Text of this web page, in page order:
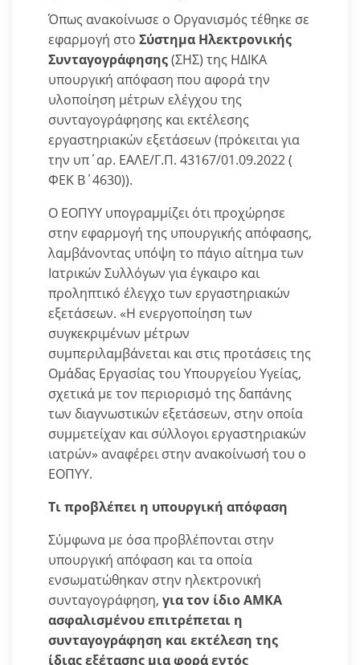
Όπως ανακοίνωσε ο Οργανισμός τέθηκε σε
εφαρμογή στο Σύστημα Ηλεκτρονικής
Συνταγογράφησης(ΣΗΣ) της ΗΔΙΚΑ
υπουργική απόφαση που αφορά την
υλοποίηση μέτρων ελέγχου της
συνταγογράφησης και εκτέλεσης
εργαστηριακών εξετάσεων (πρόκειται για
την υπ΄αρ. ΕΑΛΕ/Γ.Π. 43167/01.09.2022 (
ΦΕΚ Β΄4630)).
Ο ΕΟΠΥΥ υπογραμμίζει ότι προχώρησε
στην εφαρμογή της υπουργικής απόφασης,
λαμβάνοντας υπόψη το πάγιο αίτημα των
Ιατρικών Συλλόγων για έγκαιρο και
προληπτικό έλεγχο των εργαστηριακών
εξετάσεων. «Η ενεργοποίηση των
συγκεκριμένων μέτρων
συμπεριλαμβάνεται και στις προτάσεις της
Ομάδας Εργασίας του Υπουργείου Υγείας,
σχετικά με τον περιορισμό της δαπάνης
των διαγνωστικών εξετάσεων, στην οποία
συμμετείχαν και σύλλογοι εργαστηριακών
ιατρών» αναφέρει στην ανακοίνωσή του ο
ΕΟΠΥΥ.
Τι προβλέπει η υπουργική απόφαση
Σύμφωνα με όσα προβλέπονται στην
υπουργική απόφαση και τα οποία
ενσωματώθηκαν στην ηλεκτρονική
συνταγογράφηση, για τον ίδιο ΑΜΚΑ
ασφαλισμένου επιτρέπεται η
συνταγογράφηση και εκτέλεση της
ίδιας εξέτασης μια φορά εντός